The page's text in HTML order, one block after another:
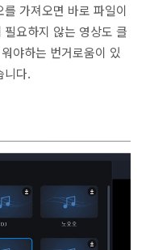
가져오면 바로 파일이
요하지 않는 영상도 클
야하는 번거로움이 있
니다.